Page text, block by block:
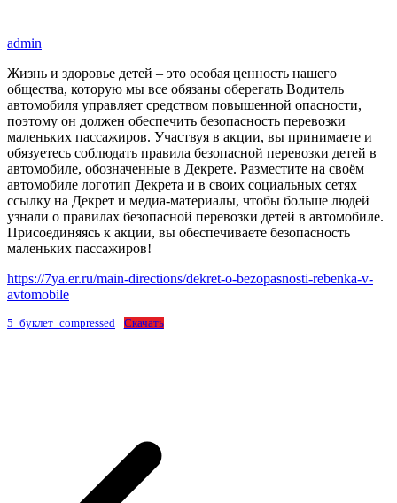
admin
Жизнь и здоровье детей – это особая ценность нашего
общества, которую мы все обязаны оберегать Водитель
автомобиля управляет средством повышенной опасности,
поэтому он должен обеспечить безопасность перевозки
маленьких пассажиров. Участвуя в акции, вы принимаете и
обязуетесь соблюдать правила безопасной перевозки детей в
автомобиле, обозначенные в Декрете. Разместите на своём
автомобиле логотип Декрета и в своих социальных сетях
ссылку на Декрет и медиа-материалы, чтобы больше людей
узнали о правилах безопасной перевозки детей в автомобиле.
Присоединяясь к акции, вы обеспечиваете безопасность
маленьких пассажиров!
https://7ya.er.ru/main-directions/dekret-o-bezopasnosti-rebenka-v-
avtomobile
5_буклет_compressed Скачать